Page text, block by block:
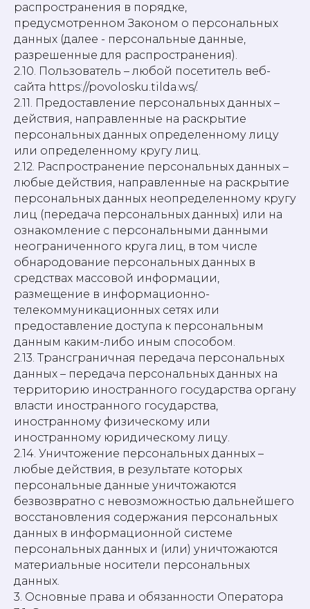
распространения в порядке,
предусмотренном Законом о персональных
данных (далее - персональные данные,
разрешенные для распространения).
2.10. Пользователь – любой посетитель веб-
сайта https://povolosku.tilda.ws/.
2.11. Предоставление персональных данных –
действия, направленные на раскрытие
персональных данных определенному лицу
или определенному кругу лиц.
2.12. Распространение персональных данных –
любые действия, направленные на раскрытие
персональных данных неопределенному кругу
лиц (передача персональных данных) или на
ознакомление с персональными данными
неограниченного круга лиц, в том числе
обнародование персональных данных в
средствах массовой информации,
размещение в информационно-
телекоммуникационных сетях или
предоставление доступа к персональным
данным каким-либо иным способом.
2.13. Трансграничная передача персональных
данных – передача персональных данных на
территорию иностранного государства органу
власти иностранного государства,
иностранному физическому или
иностранному юридическому лицу.
2.14. Уничтожение персональных данных –
любые действия, в результате которых
персональные данные уничтожаются
безвозвратно с невозможностью дальнейшего
восстановления содержания персональных
данных в информационной системе
персональных данных и (или) уничтожаются
материальные носители персональных
данных.
3. Основные права и обязанности Оператора